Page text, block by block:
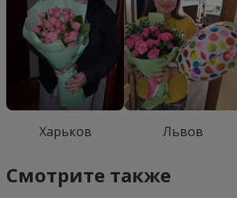
Харьков Львов
Смотрите также